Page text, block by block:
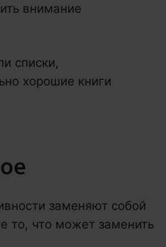
внимание
списки,
хорошие книги
заменяют собой
то, что может заменить